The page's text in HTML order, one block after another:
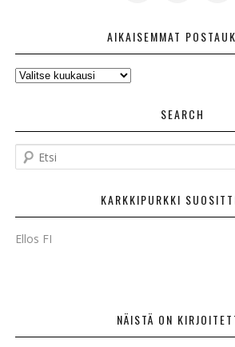
AIKAISEMMAT
AIKAISEMMAT
SEARCH
t
KARKKIPURKKI
Ellos FI
NÄISTÄ ON